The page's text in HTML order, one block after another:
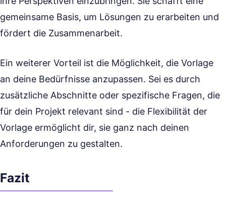
gemeinsame Basis, um Lösungen zu erarbeiten und
fördert die Zusammenarbeit.
Ein weiterer Vorteil ist die Möglichkeit, die Vorlage
an deine Bedürfnisse anzupassen. Sei es durch
zusätzliche Abschnitte oder spezifische Fragen, die
für dein Projekt relevant sind - die Flexibilität der
Vorlage ermöglicht dir, sie ganz nach deinen
Anforderungen zu gestalten.
Fazit